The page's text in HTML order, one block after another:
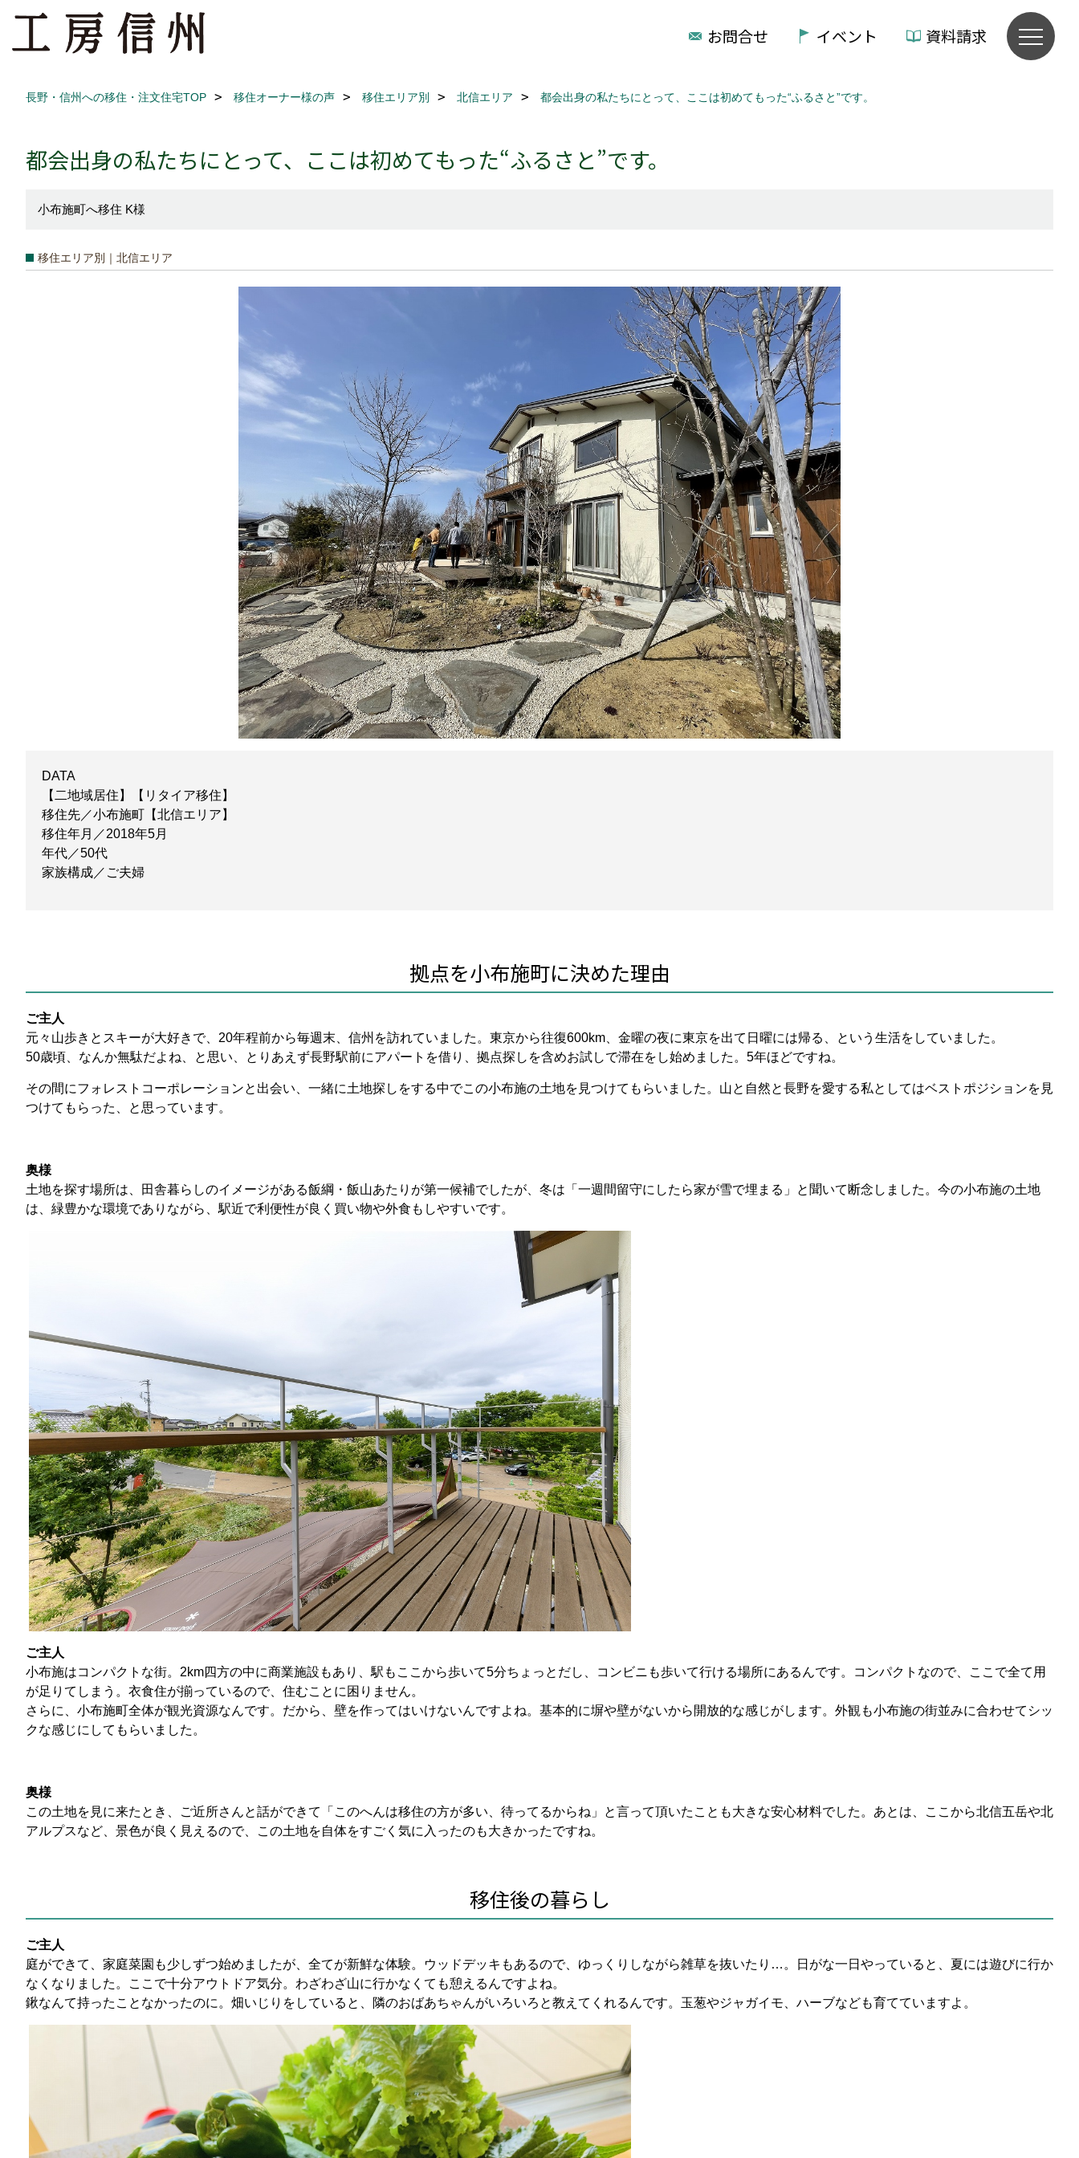
お問合せ イベント 資料請求
長野・信州への移住・注文住宅TOP 移住オーナー様の声 移住エリア別 北信エリア 都会出身の私たちにとって、ここは初めてもった“ふるさと”です。
都会出身の私たちにとって、ここは初めてもった“ふるさと”です。
小布施町へ移住 K様
移住エリア別｜北信エリア
DATA
【二地域居住】【リタイア移住】
移住先／小布施町【北信エリア】
移住年月／2018年5月
年代／50代
家族構成／ご夫婦
拠点を小布施町に決めた理由
ご主人
元々山歩きとスキーが大好きで、20年程前から毎週末、信州を訪れていました。東京から往復600km、金曜の夜に東京を出て日曜には帰る、という生活をしていました。
50歳頃、なんか無駄だよね、と思い、とりあえず長野駅前にアパートを借り、拠点探しを含めお試しで滞在をし始めました。5年ほどですね。
その間にフォレストコーポレーションと出会い、一緒に土地探しをする中でこの小布施の土地を見つけてもらいました。山と自然と長野を愛する私としてはベストポジションを見
つけてもらった、と思っています。
奥様
土地を探す場所は、田舎暮らしのイメージがある飯綱・飯山あたりが第一候補でしたが、冬は「一週間留守にしたら家が雪で埋まる」と聞いて断念しました。今の小布施の土地
は、緑豊かな環境でありながら、駅近で利便性が良く買い物や外食もしやすいです。
ご主人
小布施はコンパクトな街。2km四方の中に商業施設もあり、駅もここから歩いて5分ちょっとだし、コンビニも歩いて行ける場所にあるんです。コンパクトなので、ここで全て用
が足りてしまう。衣食住が揃っているので、住むことに困りません。
さらに、小布施町全体が観光資源なんです。だから、壁を作ってはいけないんですよね。基本的に塀や壁がないから開放的な感じがします。外観も小布施の街並みに合わせてシッ
クな感じにしてもらいました。
奥様
この土地を見に来たとき、ご近所さんと話ができて「このへんは移住の方が多い、待ってるからね」と言って頂いたことも大きな安心材料でした。あとは、ここから北信五岳や北
アルプスなど、景色が良く見えるので、この土地を自体をすごく気に入ったのも大きかったですね。
移住後の暮らし
ご主人
庭ができて、家庭菜園も少しずつ始めましたが、全てが新鮮な体験。ウッドデッキもあるので、ゆっくりしながら雑草を抜いたり…。日がな一日やっていると、夏には遊びに行か
なくなりました。ここで十分アウトドア気分。わざわざ山に行かなくても憩えるんですよね。
鍬なんて持ったことなかったのに。畑いじりをしていると、隣のおばあちゃんがいろいろと教えてくれるんです。玉葱やジャガイモ、ハーブなども育てていますよ。